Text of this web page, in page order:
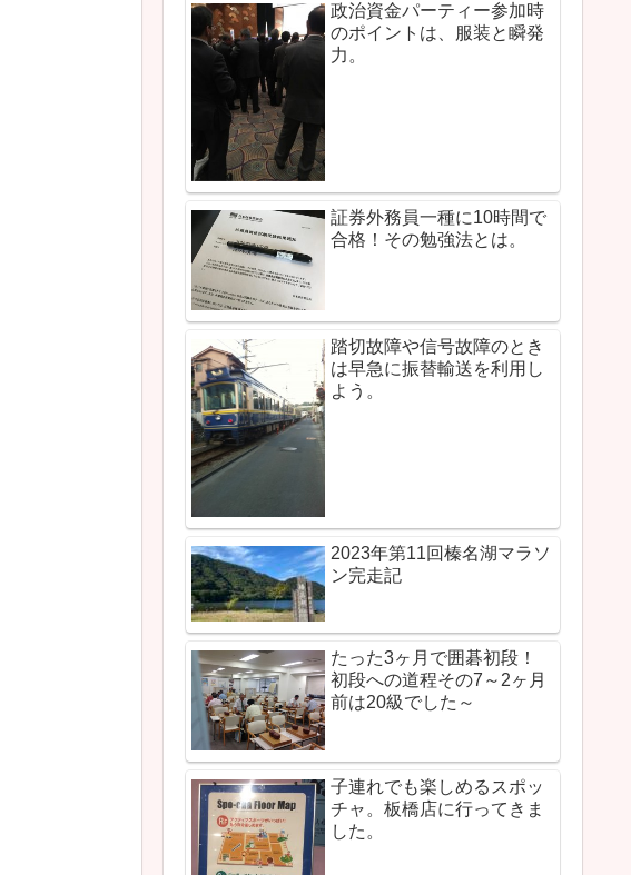
政治資金パーティー参加時
のポイントは、服装と瞬発
力。
証券外務員一種に10時間で
合格！その勉強法とは。
踏切故障や信号故障のとき
は早急に振替輸送を利用し
よう。
2023年第11回榛名湖マラソ
ン完走記
たった3ヶ月で囲碁初段！
初段への道程その7～2ヶ月
前は20級でした～
子連れでも楽しめるスポッ
チャ。板橋店に行ってきま
した。